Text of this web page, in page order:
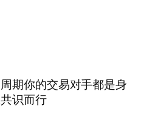
期你的交易对手都是身
识而行